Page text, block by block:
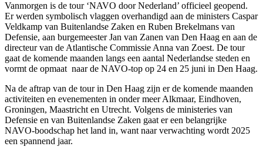
Vanmorgen is de tour ‘NAVO door Nederland’ officieel geopend.
Er werden symbolisch vlaggen overhandigd aan de ministers Caspar
Veldkamp van Buitenlandse Zaken en Ruben Brekelmans van
Defensie, aan burgemeester Jan van Zanen van Den Haag en aan de
directeur van de Atlantische Commissie Anna van Zoest. De tour
gaat de komende maanden langs een aantal Nederlandse steden en
vormt de opmaat naar de NAVO-top op 24 en 25 juni in Den Haag.
Na de aftrap van de tour in Den Haag zijn er de komende maanden
activiteiten en evenementen in onder meer Alkmaar, Eindhoven,
Groningen, Maastricht en Utrecht. Volgens de ministeries van
Defensie en van Buitenlandse Zaken gaat er een belangrijke
NAVO-boodschap het land in, want naar verwachting wordt 2025
een spannend jaar.